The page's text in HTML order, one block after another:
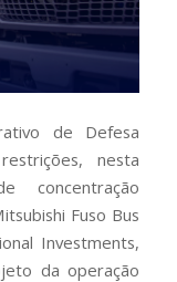
de Defesa
nesta
Fuso Bus
Investments,
da operação